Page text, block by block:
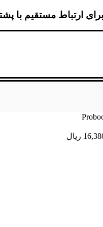
برای ارتباط مستقیم با
ریال